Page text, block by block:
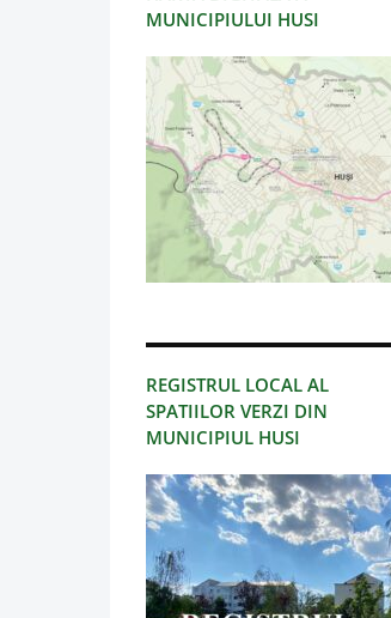
MUNICIPIULUI HUSI
REGISTRUL LOCAL AL
SPATIILOR VERZI DIN
MUNICIPIUL HUSI